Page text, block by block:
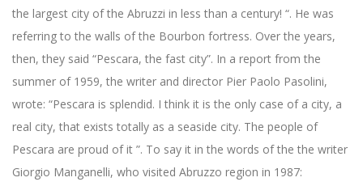
the largest city of the Abruzzi in less than a century! “. He was
referring to the walls of the Bourbon fortress. Over the years,
then, they said “Pescara, the fast city”. In a report from the
summer of 1959, the writer and director Pier Paolo Pasolini,
wrote: “Pescara is splendid. I think it is the only case of a city, a
real city, that exists totally as a seaside city. The people of
Pescara are proud of it ”. To say it in the words of the the writer
Giorgio Manganelli, who visited Abruzzo region in 1987: